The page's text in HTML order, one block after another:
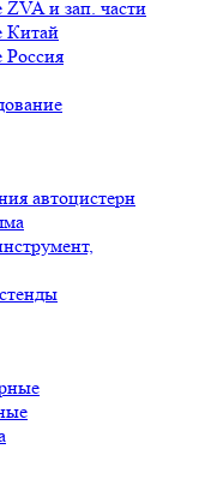
и зап. части
Китай
Россия
автоцистерн